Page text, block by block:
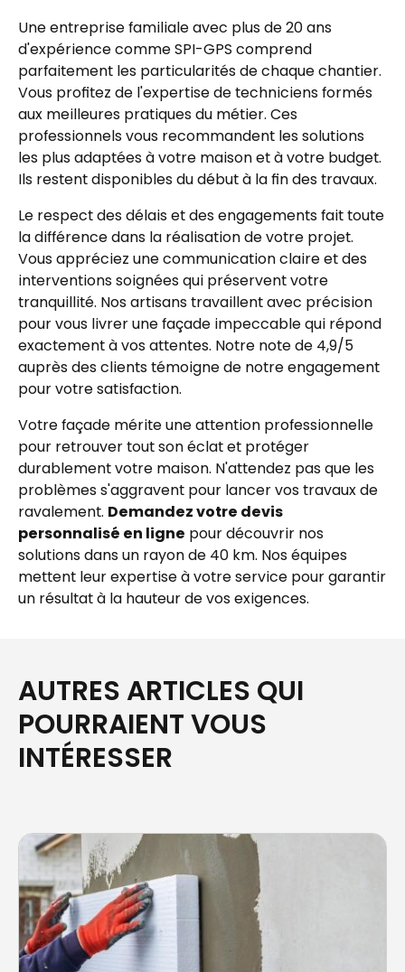
Une entreprise familiale avec plus de 20 ans
d'expérience comme SPI-GPS comprend
parfaitement les particularités de chaque chantier.
Vous profitez de l'expertise de techniciens formés
aux meilleures pratiques du métier. Ces
professionnels vous recommandent les solutions
les plus adaptées à votre maison et à votre budget.
Ils restent disponibles du début à la fin des travaux.
Le respect des délais et des engagements fait toute
la différence dans la réalisation de votre projet.
Vous appréciez une communication claire et des
interventions soignées qui préservent votre
tranquillité. Nos artisans travaillent avec précision
pour vous livrer une façade impeccable qui répond
exactement à vos attentes. Notre note de 4,9/5
auprès des clients témoigne de notre engagement
pour votre satisfaction.
Votre façade mérite une attention professionnelle
pour retrouver tout son éclat et protéger
durablement votre maison. N'attendez pas que les
problèmes s'aggravent pour lancer vos travaux de
ravalement. Demandez votre devis
personnalisé en ligne pour découvrir nos
solutions dans un rayon de 40 km. Nos équipes
mettent leur expertise à votre service pour garantir
un résultat à la hauteur de vos exigences.
AUTRES ARTICLES QUI
POURRAIENT VOUS
INTÉRESSER